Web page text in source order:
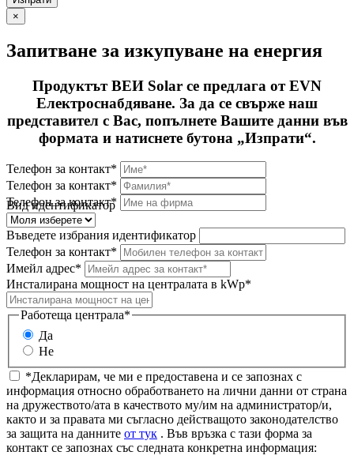
×
Запитване за изкупуване на енергия
Продуктът ВЕИ Solar се предлага от EVN
Електроснабдяване. За да се свърже наш
представител с Вас, попълнете Вашите данни във
формата и натиснете бутона „Изпрати“.
Телефон за контакт*
Телефон за контакт*
Телефон за контакт*
Вид идентификатор
Въведете избрания идентификатор
Телефон за контакт*
Имейл адрес*
Инсталирана мощност на централата в kWp*
Работеща централа*
Да
Не
*Декларирам, че ми е предоставена и се запознах с
информация относно обработването на лични данни от страна
на дружеството/ата в качеството му/им на администратор/и,
както и за правата ми съгласно действащото законодателство
за защита на данните от тук . Във връзка с тази форма за
контакт се запознах със следната конкретна информация: